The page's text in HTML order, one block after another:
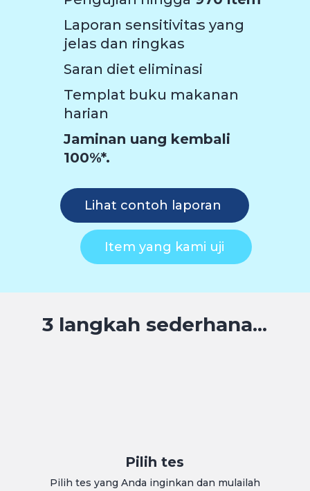
Laporan sensitivitas yang
jelas dan ringkas
Saran diet eliminasi
Templat buku makanan
harian
Jaminan uang kembali
100%*.
Lihat contoh laporan
Item yang kami uji
3 langkah sederhana...
Pilih tes
Pilih tes yang Anda inginkan dan mulailah